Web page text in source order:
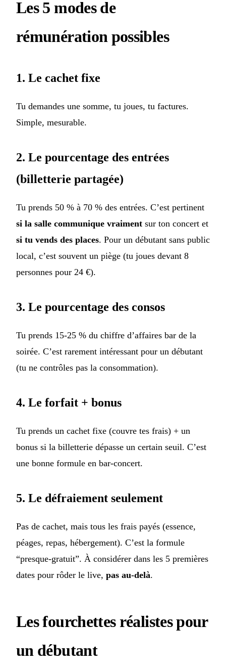
Les 5 modes de
rémunération possibles
1. Le cachet fixe
Tu demandes une somme, tu joues, tu factures.
Simple, mesurable.
2. Le pourcentage des entrées
(billetterie partagée)
Tu prends 50 % à 70 % des entrées. C’est pertinent
si la salle communique vraiment sur ton concert et
si tu vends des places. Pour un débutant sans public
local, c’est souvent un piège (tu joues devant 8
personnes pour 24 €).
3. Le pourcentage des consos
Tu prends 15-25 % du chiffre d’affaires bar de la
soirée. C’est rarement intéressant pour un débutant
(tu ne contrôles pas la consommation).
4. Le forfait + bonus
Tu prends un cachet fixe (couvre tes frais) + un
bonus si la billetterie dépasse un certain seuil. C’est
une bonne formule en bar-concert.
5. Le défraiement seulement
Pas de cachet, mais tous les frais payés (essence,
péages, repas, hébergement). C’est la formule
“presque-gratuit”. À considérer dans les 5 premières
dates pour rôder le live, pas au-delà.
Les fourchettes réalistes pour
un débutant